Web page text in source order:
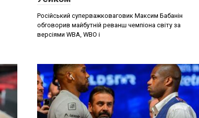
Російський суперважковаговик Максим Бабанін
обговорив майбутній реванш чемпіона світу за
версіями WBA, WBO і